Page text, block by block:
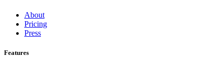
About
Pricing
Press
Features